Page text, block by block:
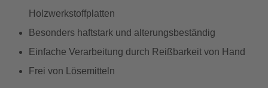
Holzwerkstoffplatten
Besonders haftstark und alterungsbeständig
Einfache Verarbeitung durch Reißbarkeit von Hand
Frei von Lösemitteln